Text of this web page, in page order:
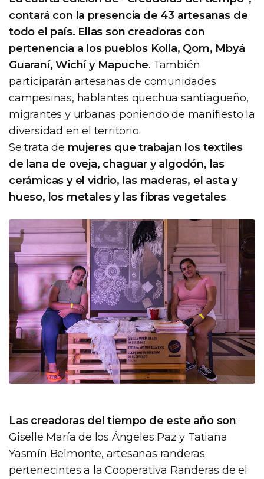
contará con la presencia de 43 artesanas de
todo el país. Ellas son creadoras con
pertenencia a los pueblos Kolla, Qom, Mbyá
Guaraní, Wichí y Mapuche. También
participarán artesanas de comunidades
campesinas, hablantes quechua santiagueño,
migrantes y urbanas poniendo de manifiesto la
diversidad en el territorio.
Se trata de mujeres que trabajan los textiles
de lana de oveja, chaguar y algodón, las
cerámicas y el vidrio, las maderas, el asta y
hueso, los metales y las fibras vegetales.
Las creadoras del tiempo de este año son:
Giselle María de los Ángeles Paz y Tatiana
Yasmín Belmonte, artesanas randeras
pertenecintes a la Cooperativa Randeras de el